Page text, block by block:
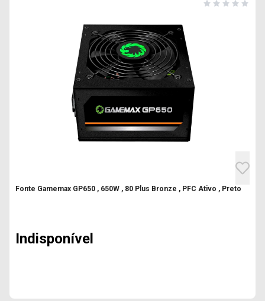
Fonte Gamemax GP650 , 650W , 80 Plus Bronze , PFC Ativo , Preto
Indisponível